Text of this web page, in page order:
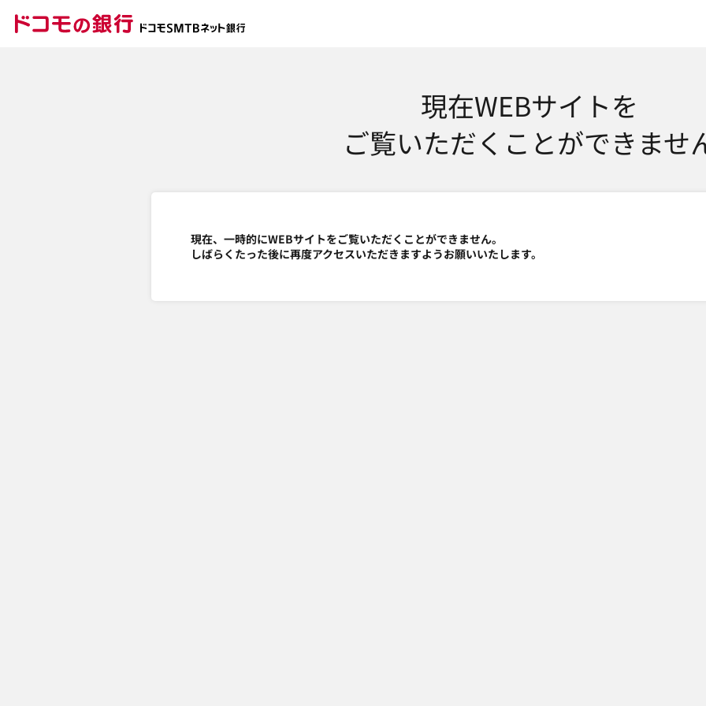
現在WEBサイトを
ご覧いただくことができませ
現在、一時的にWEBサイトをご覧いただくことができません。
しばらくたった後に再度アクセスいただきますようお願いいたします。